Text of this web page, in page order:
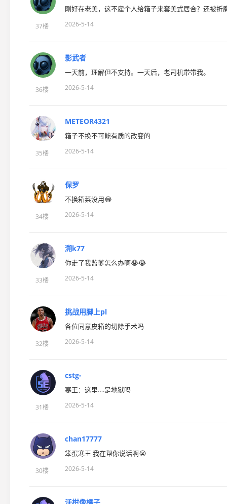
37楼
刚好在老美，这不雇个人给箱子来套美式居合？还被折
2026-5-14
36楼
影武者
一天前，理解但不支持。一天后，老司机带带我。
2026-5-14
35楼
METEOR4321
箱子不换不可能有质的改变的
2026-5-14
34楼
保罗
不换箱菜没用😂
2026-5-14
33楼
溯k77
你走了我监爹怎么办啊😭😭
2026-5-14
32楼
挑战用脚上pl
各位同意皮箱的切除手术吗
2026-5-14
31楼
cstg-
寒王：这里….是地狱吗
2026-5-14
30楼
chan17777
笨蛋寒王 我在帮你说话啊😭
2026-5-14